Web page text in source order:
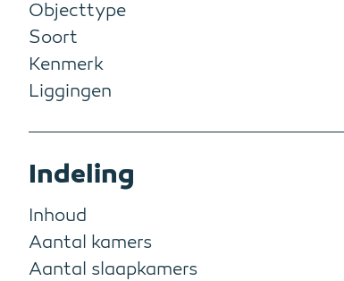
Objecttype
Soort
Kenmerk
Liggingen
Indeling
Inhoud
Aantal kamers
Aantal slaapkamers